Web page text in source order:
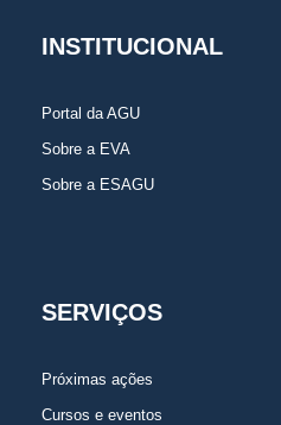
INSTITUCIONAL
Portal da AGU
Sobre a EVA
Sobre a ESAGU
SERVIÇOS
Próximas ações
Cursos e eventos